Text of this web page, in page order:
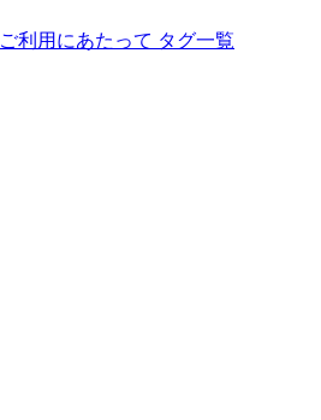
ご利用にあたって タグ一覧